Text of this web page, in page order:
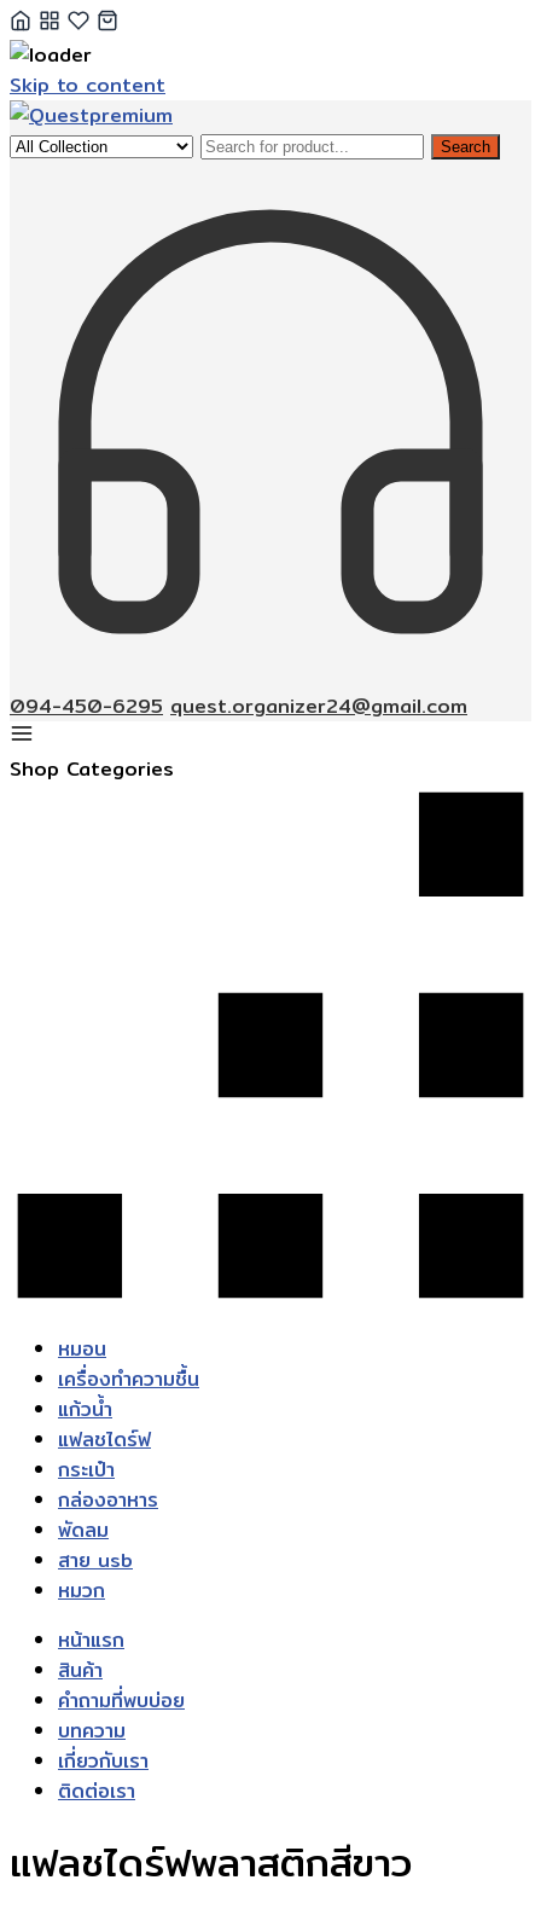
Skip to content
Search
094-450-6295 quest.organizer24@gmail.com
Shop Categories
หมอน
เครื่องทำความชื้น
แก้วน้ำ
แฟลชไดร์ฟ
กระเป๋า
กล่องอาหาร
พัดลม
สาย usb
หมวก
หน้าแรก
สินค้า
คำถามที่พบบ่อย
บทความ
เกี่ยวกับเรา
ติดต่อเรา
แฟลชไดร์ฟพลาสติกสีขาว